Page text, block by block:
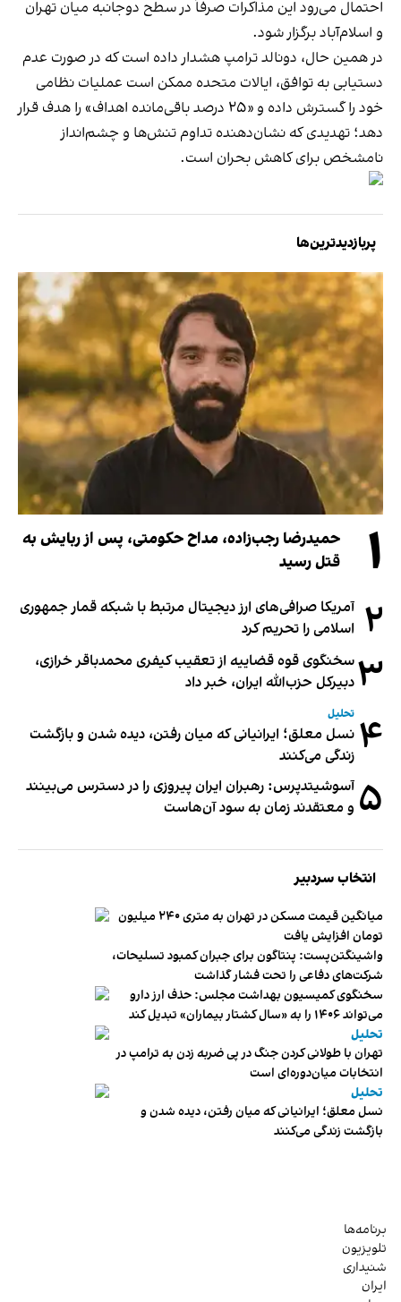
احتمال می‌رود این مذاکرات صرفاً در سطح دوجانبه میان تهران
و اسلام‌آباد برگزار شود.
در همین حال، دونالد ترامپ هشدار داده است که در صورت عدم
دستیابی به توافق، ایالات متحده ممکن است عملیات نظامی
خود را گسترش داده و «۲۵ درصد باقی‌مانده اهداف» را هدف قرار
دهد؛ تهدیدی که نشان‌دهنده تداوم تنش‌ها و چشم‌انداز
نامشخص برای کاهش بحران است.
پربازدیدترین‌ها
۱
حمیدرضا رجب‌زاده، مداح حکومتی، پس از ربایش به
قتل رسید
۲ آمریکا صرافی‌های ارز دیجیتال مرتبط با شبکه قمار جمهوری
اسلامی را تحریم کرد
۳سخنگوی قوه قضاییه از تعقیب کیفری محمدباقر خرازی،
دبیر‌کل حزب‌الله ایران، خبر داد
۴ تحلیل
نسل معلق؛ ایرانیانی که میان رفتن، دیده شدن و بازگشت
زندگی می‌کنند
۵ آسوشیتدپرس: رهبران ایران پیروزی را در دسترس می‌بینند
و معتقدند زمان به سود آن‌هاست
انتخاب سردبیر
میانگین قیمت مسکن در تهران به متری ۲۴۰ میلیون
تومان افزایش یافت
واشینگتن‌پست: پنتاگون برای جبران کمبود تسلیحات،
شرکت‌های دفاعی را تحت فشار گذاشت
سخنگوی کمیسیون بهداشت مجلس: حذف ارز دارو
می‌تواند ۱۴۰۶ را به «سال کشتار بیماران» تبدیل کند
تحلیل
تهران با طولانی کردن جنگ در پی ضربه زدن به ترامپ در
انتخابات میان‌دوره‌ای است
تحلیل
نسل معلق؛ ایرانیانی که میان رفتن، دیده شدن و
بازگشت زندگی می‌کنند
برنامه‌ها
تلویزیون
شنیداری
ایران